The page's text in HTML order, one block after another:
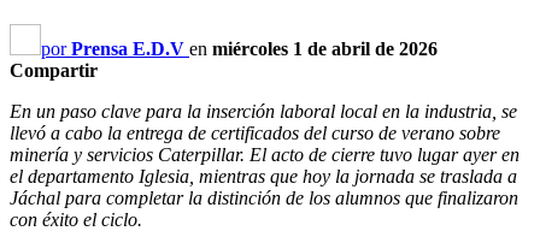
porPrensa E.D.V en miércoles 1 de abril de 2026
Compartir
En un paso clave para la inserción laboral local en la industria, se
llevó a cabo la entrega de certificados del curso de verano sobre
minería y servicios Caterpillar. El acto de cierre tuvo lugar ayer en
el departamento Iglesia, mientras que hoy la jornada se traslada a
Jáchal para completar la distinción de los alumnos que finalizaron
con éxito el ciclo.